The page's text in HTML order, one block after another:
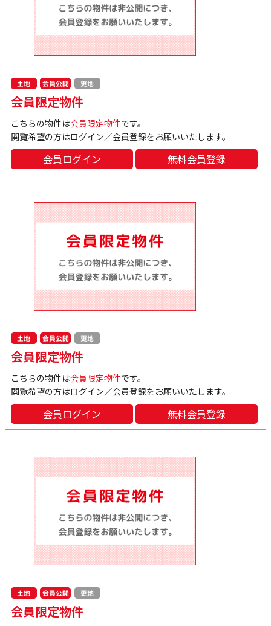
土地 会員公開 更地
会員限定物件
こちらの物件は会員限定物件です。
閲覧希望の方はログイン／会員登録をお願いいたします。
会員ログイン 無料会員登録
土地 会員公開 更地
会員限定物件
こちらの物件は会員限定物件です。
閲覧希望の方はログイン／会員登録をお願いいたします。
会員ログイン 無料会員登録
土地 会員公開 更地
会員限定物件